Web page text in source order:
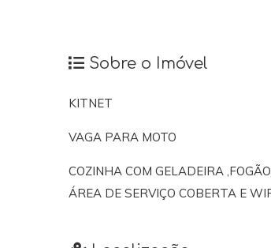
Sobre o Imóvel
KITNET
VAGA PARA MOTO
COZINHA COM GELADEIRA
ÁREA DE SERVIÇO COBERTA E